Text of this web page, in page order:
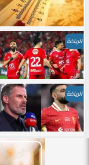
الرياضة
الرياضة